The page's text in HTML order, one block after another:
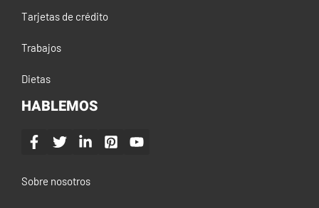
Tarjetas de crédito
Trabajos
Dietas
HABLEMOS
Sobre nosotros